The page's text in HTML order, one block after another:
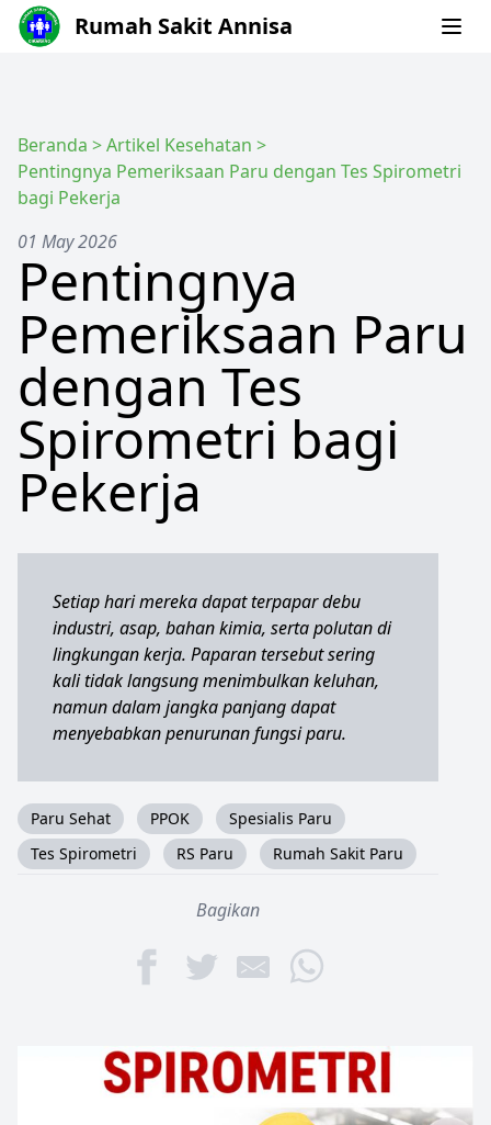
Rumah Sakit Annisa
Beranda >Artikel Kesehatan >
Pentingnya Pemeriksaan Paru dengan Tes Spirometri
bagi Pekerja
01 May 2026
Pentingnya
Pemeriksaan Paru
dengan Tes
Spirometri bagi
Pekerja
Setiap hari mereka dapat terpapar debu
industri, asap, bahan kimia, serta polutan di
lingkungan kerja. Paparan tersebut sering
kali tidak langsung menimbulkan keluhan,
namun dalam jangka panjang dapat
menyebabkan penurunan fungsi paru.
Paru Sehat PPOK
Spesialis Paru
Tes Spirometri
RS Paru Rumah Sakit Paru
Bagikan